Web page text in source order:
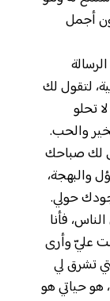
أجمل
لتقول لك
تحلو
والحب.
لك صباحك
والبهجة،
حولي.
فأنا
عليّ وأرى
تشرق لي
هو حياتي هو